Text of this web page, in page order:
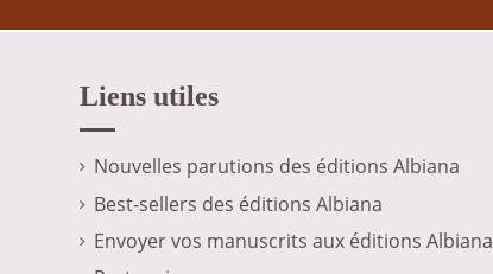
Liens utiles
Nouvelles parutions des éditions Albiana
Best-sellers des éditions Albiana
Envoyer vos manuscrits aux éditions Albiana